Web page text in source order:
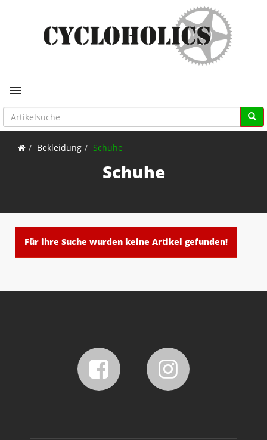
Toggle navigation
Bekleidung Schuhe
Schuhe
Für ihre Suche wurden keine Artikel gefunden!